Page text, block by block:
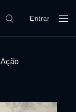
Entrar
Ação